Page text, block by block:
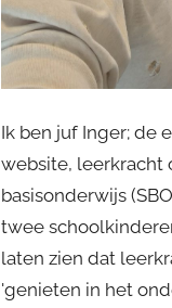
Ik ben juf Inger; de
website, leerkracht
basisonderwijs
twee
laten zien dat
'genieten in het